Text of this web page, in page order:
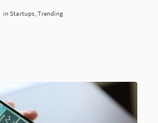
inStartups, Trending